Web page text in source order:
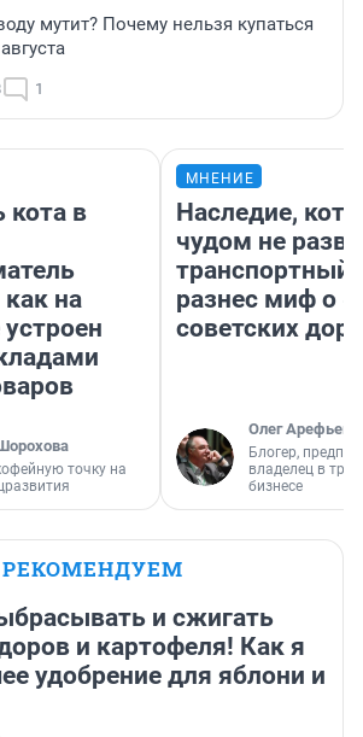
мутит? Почему нельзя купаться
1
кота в
как на
точку на
МНЕНИЕ
Наследие,
чудом не
транспортный
разнес миф о
советских
Олег Арефьев
Блогер,
владелец в
бизнесе
РЕКОМЕНДУЕМ
и сжигать
и картофеля! Как я
удобрение для яблони и